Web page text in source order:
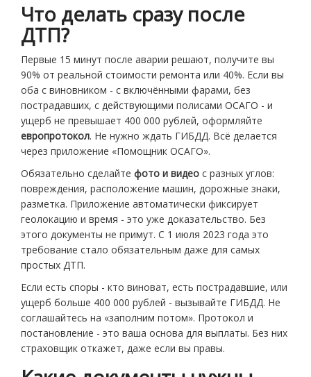
Что делать сразу после
ДТП?
Первые 15 минут после аварии решают, получите вы
90% от реальной стоимости ремонта или 40%. Если вы
оба с виновником - с включёнными фарами, без
пострадавших, с действующими полисами ОСАГО - и
ущерб не превышает 400 000 рублей, оформляйте
европротокол. Не нужно ждать ГИБДД. Всё делается
через приложение «Помощник ОСАГО».
Обязательно сделайте фото и видео с разных углов:
повреждения, расположение машин, дорожные знаки,
разметка. Приложение автоматически фиксирует
геолокацию и время - это уже доказательство. Без
этого документы не примут. С 1 июля 2023 года это
требование стало обязательным даже для самых
простых ДТП.
Если есть споры - кто виноват, есть пострадавшие, или
ущерб больше 400 000 рублей - вызывайте ГИБДД. Не
соглашайтесь на «заполним потом». Протокол и
постановление - это ваша основа для выплаты. Без них
страховщик откажет, даже если вы правы.